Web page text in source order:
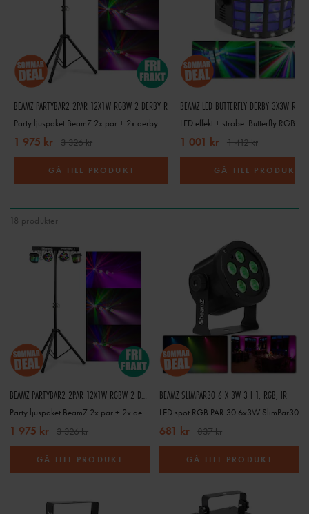
BEAMZ PARTYBAR2 2PAR 12X1W RGBW 2 DERBY R
Party ljuspaket BeamZ 2x par + 2x derby Partybar
1 975 kr 3 326 kr
GÅ TILL PRODUKT
1 001 kr 1 412 kr
GÅ TILL PRODUKT
18 produkter
BEAMZ PARTYBAR2 2PAR 12X1W RGBW 2 DERBY R
Party ljuspaket BeamZ 2x par + 2x derby Partybar
1 975 kr 3 326 kr
GÅ TILL PRODUKT
BEAMZ SLIMPAR30 6 X 3W 3 I 1, RGB, IR
LED spot RGB PAR 30 6x3W SlimPar30
681 kr 837 kr
GÅ TILL PRODUKT